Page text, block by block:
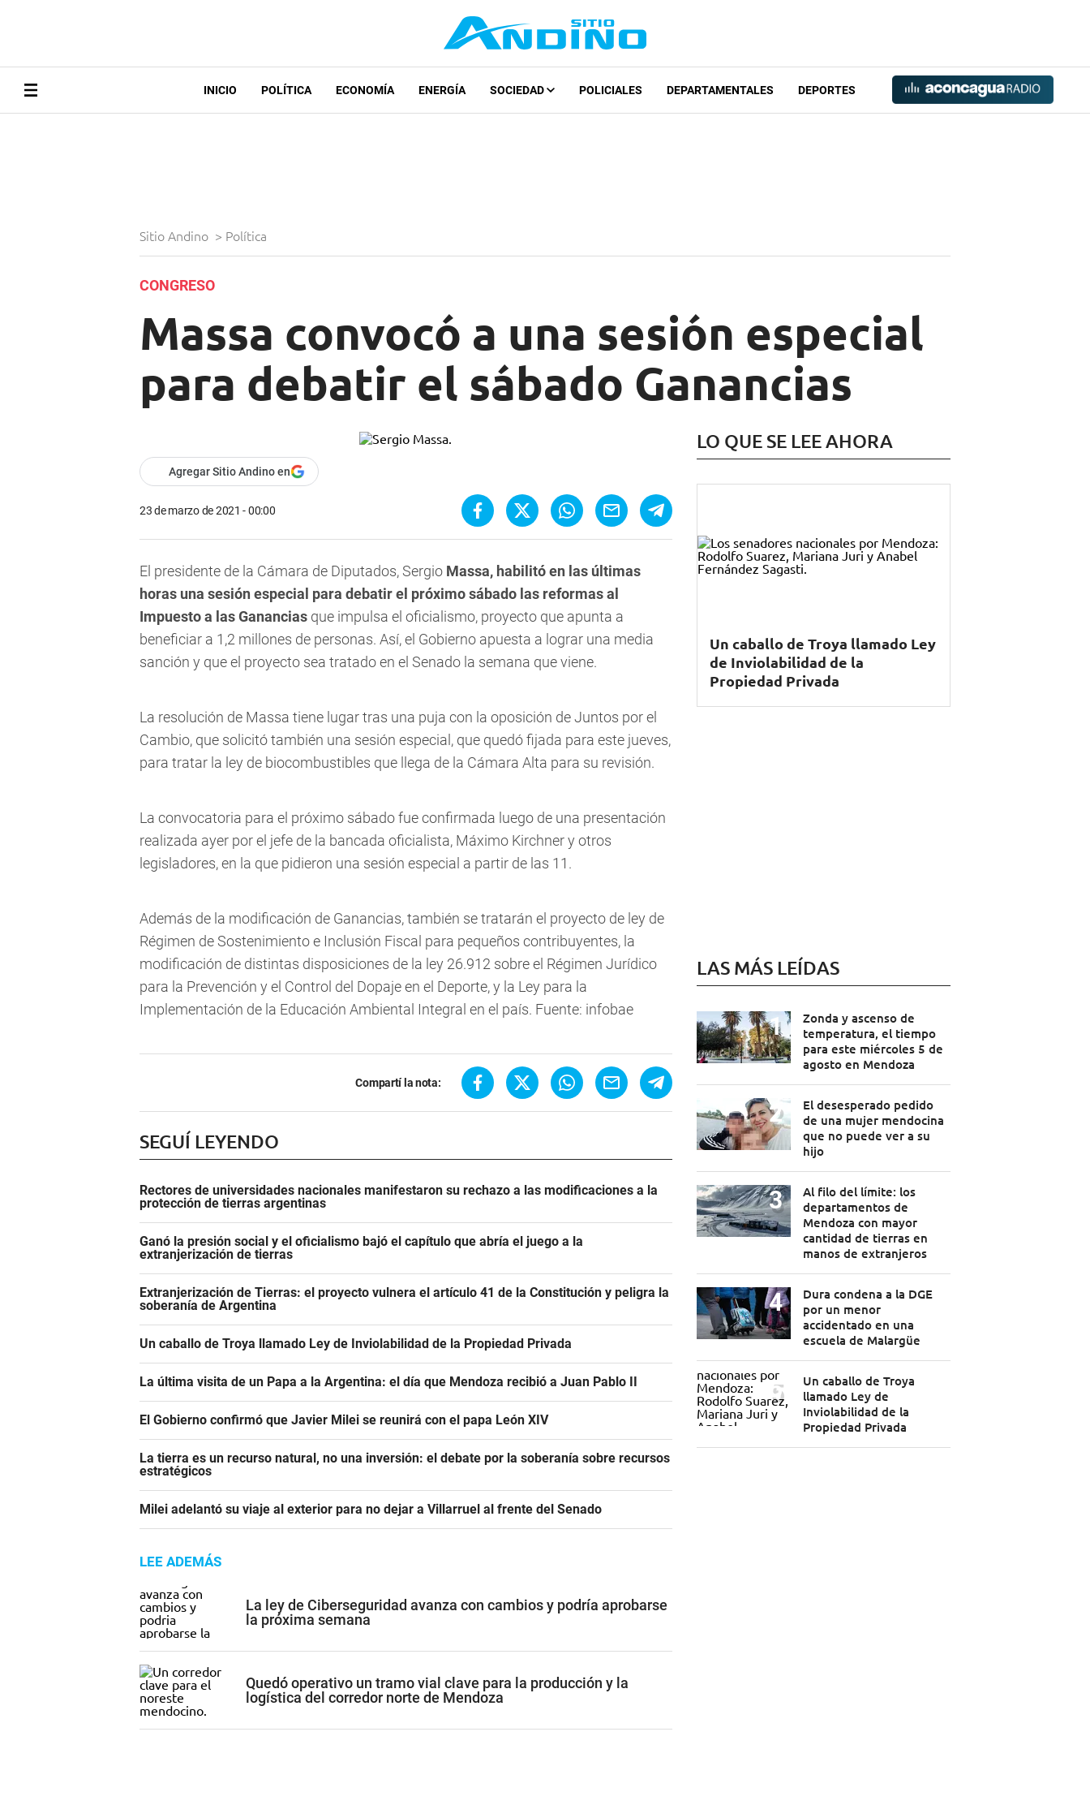
INICIO POLÍTICA ECONOMÍA ENERGÍA SOCIEDAD POLICIALES DEPARTAMENTALES DEPORTES
Sitio Andino > Política
CONGRESO
Massa convocó a una sesión especial
para debatir el sábado Ganancias
Agregar Sitio Andino en
23 de marzo de 2021 - 00:00
El presidente de la Cámara de Diputados, Sergio Massa, habilitó en las últimas
horas una sesión especial para debatir el próximo sábado las reformas al
Impuesto a las Ganancias que impulsa el oficialismo, proyecto que apunta a
beneficiar a 1,2 millones de personas. Así, el Gobierno apuesta a lograr una media
sanción y que el proyecto sea tratado en el Senado la semana que viene.
La resolución de Massa tiene lugar tras una puja con la oposición de Juntos por el
Cambio, que solicitó también una sesión especial, que quedó fijada para este jueves,
para tratar la ley de biocombustibles que llega de la Cámara Alta para su revisión.
La convocatoria para el próximo sábado fue confirmada luego de una presentación
realizada ayer por el jefe de la bancada oficialista, Máximo Kirchner y otros
legisladores, en la que pidieron una sesión especial a partir de las 11.
Además de la modificación de Ganancias, también se tratarán el proyecto de ley de
Régimen de Sostenimiento e Inclusión Fiscal para pequeños contribuyentes, la
modificación de distintas disposiciones de la ley 26.912 sobre el Régimen Jurídico
para la Prevención y el Control del Dopaje en el Deporte, y la Ley para la
Implementación de la Educación Ambiental Integral en el país. Fuente: infobae
Compartí la nota:
SEGUÍ LEYENDO
Rectores de universidades nacionales manifestaron su rechazo a las modificaciones a la
protección de tierras argentinas
Ganó la presión social y el oficialismo bajó el capítulo que abría el juego a la
extranjerización de tierras
Extranjerización de Tierras: el proyecto vulnera el artículo 41 de la Constitución y peligra la
soberanía de Argentina
Un caballo de Troya llamado Ley de Inviolabilidad de la Propiedad Privada
La última visita de un Papa a la Argentina: el día que Mendoza recibió a Juan Pablo II
El Gobierno confirmó que Javier Milei se reunirá con el papa León XIV
La tierra es un recurso natural, no una inversión: el debate por la soberanía sobre recursos
estratégicos
Milei adelantó su viaje al exterior para no dejar a Villarruel al frente del Senado
LEE ADEMÁS
La ley de Ciberseguridad avanza con cambios y podría aprobarse
la próxima semana
Quedó operativo un tramo vial clave para la producción y la
logística del corredor norte de Mendoza
LO QUE SE LEE AHORA
Un caballo de Troya llamado Ley
de Inviolabilidad de la
Propiedad Privada
LAS MÁS LEÍDAS
Zonda y ascenso de
temperatura, el tiempo
para este miércoles 5 de
agosto en Mendoza
El desesperado pedido
de una mujer mendocina
que no puede ver a su
hijo
Al filo del límite: los
departamentos de
Mendoza con mayor
cantidad de tierras en
manos de extranjeros
Dura condena a la DGE
por un menor
accidentado en una
escuela de Malargüe
Un caballo de Troya
llamado Ley de
Inviolabilidad de la
Propiedad Privada